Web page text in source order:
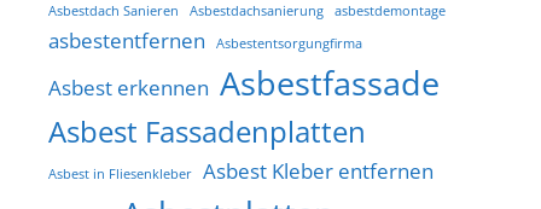
Asbestdach Sanieren
Asbestdachsanierung asbestdemontage
asbestentfernen Asbestentsorgungfirma
Asbest erkennen Asbestfassade
Asbest Fassadenplatten
Asbest in Fliesenkleber Asbest Kleber entfernen